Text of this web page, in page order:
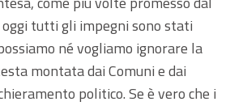
oggi tutti gli impegni sono stati
né vogliamo ignorare la
montata dai Comuni e dai
politico. Se è vero che i